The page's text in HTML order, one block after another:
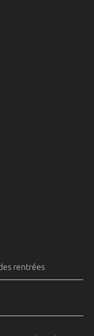
rentrées